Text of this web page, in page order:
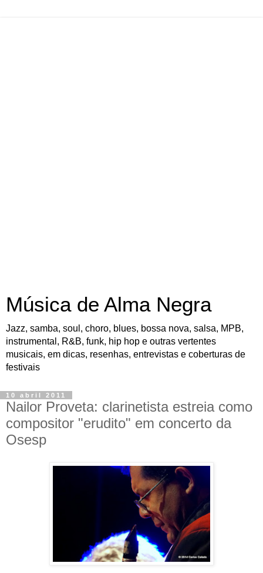
Música de Alma Negra
Jazz, samba, soul, choro, blues, bossa nova, salsa, MPB,
instrumental, R&B, funk, hip hop e outras vertentes
musicais, em dicas, resenhas, entrevistas e coberturas de
festivais
10 abril 2011
Nailor Proveta: clarinetista estreia como
compositor "erudito" em concerto da
Osesp